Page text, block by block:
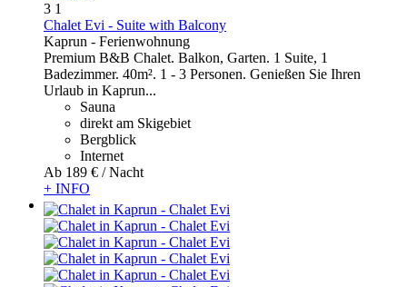
3 1
Chalet Evi - Suite with Balcony
Kaprun - Ferienwohnung
Premium B&B Chalet. Balkon, Garten. 1 Suite, 1
Badezimmer. 40m². 1 - 3 Personen. Genießen Sie Ihren
Urlaub in Kaprun...
Sauna
direkt am Skigebiet
Bergblick
Internet
Ab 189 € / Nacht
+ INFO